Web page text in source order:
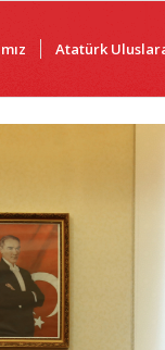
Atatürk